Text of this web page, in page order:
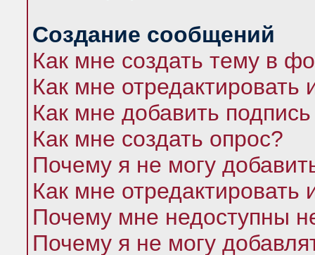
Создание сообщений
Как мне создать тему в
Как мне
Как мне добавить
Как мне создать опрос?
Почему я не могу
Как мне отредактировать
Почему мне недоступны
Почему я не могу